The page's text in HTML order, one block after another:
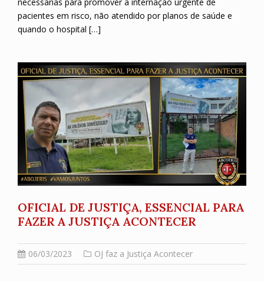
pacientes em risco, não atendido por planos de saúde e
quando o hospital […]
OFICIAL DE JUSTIÇA, ESSENCIAL PARA
FAZER A JUSTIÇA ACONTECER
06/03/2023 OJ faz a Justiça Acontecer